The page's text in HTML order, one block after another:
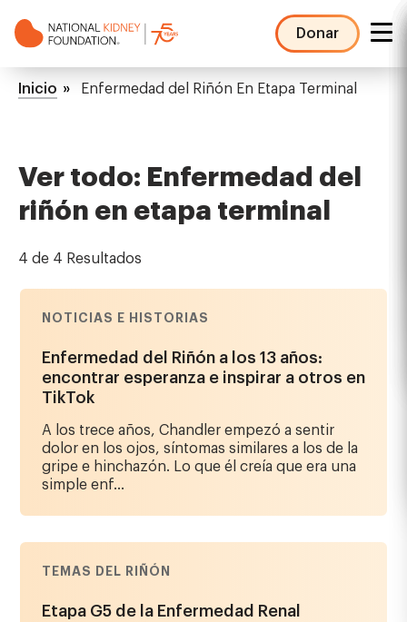
Donar
NKF
Mega
Ruta
Inicio Enfermedad del Riñón En Etapa Terminal
Ver todo: Enfermedad del
riñón en etapa terminal
4 de 4 Resultados
NOTICIAS E HISTORIAS
Enfermedad del Riñón a los 13 años:
encontrar esperanza e inspirar a otros en
TikTok
A los trece años, Chandler empezó a sentir
dolor en los ojos, síntomas similares a los de la
gripe e hinchazón. Lo que él creía que era una
simple enf...
TEMAS DEL RIÑÓN
Etapa G5 de la Enfermedad Renal